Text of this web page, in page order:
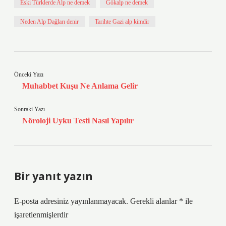
Eski Türklerde Alp ne demek Gökalp ne demek
Neden Alp Dağları denir Tarihte Gazi alp kimdir
Önceki Yazı
Muhabbet Kuşu Ne Anlama Gelir
Sonraki Yazı
Nöroloji Uyku Testi Nasıl Yapılır
Bir yanıt yazın
E-posta adresiniz yayınlanmayacak. Gerekli alanlar * ile
işaretlenmişlerdir